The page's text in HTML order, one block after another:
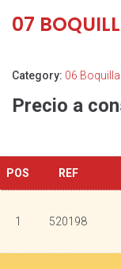
07
Category: 06
Precio a
POS REF
1 520198